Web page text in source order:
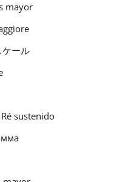
mayor
ール
sustenido